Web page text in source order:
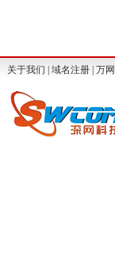
关于我们 域名注册 万